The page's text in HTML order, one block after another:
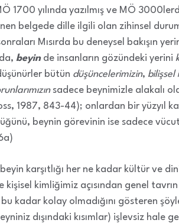
1700 yılında yazılmış ve MÖ
belgede dille ilgili olan zihinsel
Mısırda bu deneysel bakışın
beyinde insanların gözündeki yerini
bütün düşüncelerimizin, bilişsel
sadece beynimizle alakalı
1987, 843-44); onlardan bir yüzyıl
beynin görevinin ise sadece
karşıtlığı her ne kadar kültür ve
kişisel kimliğimiz açısından genel
kadar kolay olmadığını gösteren
dışındaki kısımlar) işlevsiz hale